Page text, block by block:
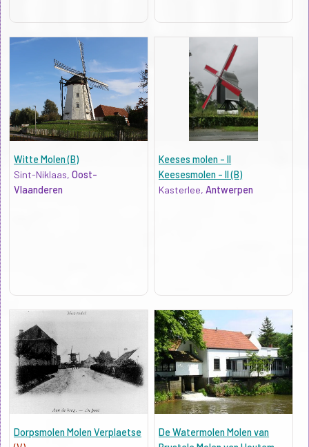
Witte Molen (B)
Sint-Niklaas, Oost-
Vlaanderen
Keeses molen - II
Keesesmolen - II (B)
Kasterlee,Antwerpen
Dorpsmolen Molen Verplaetse
De Watermolen Molen van